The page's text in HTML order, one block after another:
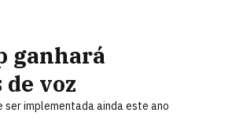
ganhará
de voz
implementada ainda este ano